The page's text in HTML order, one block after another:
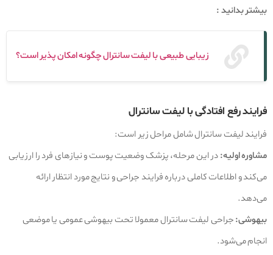
بیشتر بدانید :
زیبایی طبیعی با لیفت سانترال چگونه امکان پذیر است؟
فرایند رفع افتادگی با لیفت سانترال
فرایند لیفت سانترال شامل مراحل زیر است:
مشاوره اولیه:در این مرحله، پزشک وضعیت پوست و نیازهای فرد را ارزیابی
می‌کند و اطلاعات کاملی درباره فرایند جراحی و نتایج مورد انتظار ارائه
می‌دهد.
بیهوشی:جراحی لیفت سانترال معمولا تحت بیهوشی عمومی یا موضعی
انجام می‌شود.